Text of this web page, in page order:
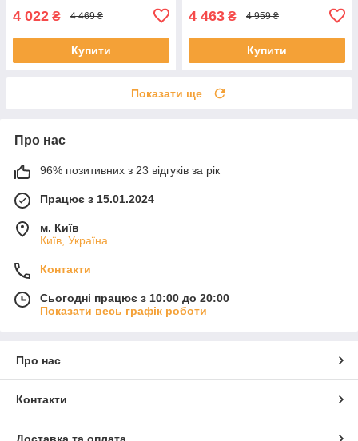
4 022 ₴ 4 469 ₴
Купити
4 463 ₴ 4 959 ₴
Купити
Показати ще
Про нас
96% позитивних з 23 відгуків за рік
Працює з 15.01.2024
м. Київ
Київ, Україна
Контакти
Сьогодні працює з 10:00 до 20:00
Показати весь графік роботи
Про нас
Контакти